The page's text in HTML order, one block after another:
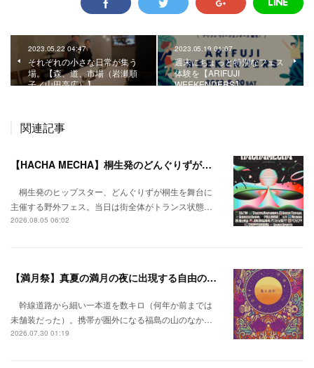
2023.05.22 04:47
それぞれの小さな日常が集う
場。【森、道、市場（岩瀬順
子／山田高広）】
2023.05.19 01:07
週末にちょっと特別なフェス
体験を【ARIFUJI
WEEKENDERS】
関連記事
【HACHA MECHA】桐生発のどんぐりずが桐生をハチャメチャに彩る。
桐生発のヒップスター、どんぐりずが桐生を舞台に
主催する野外フェス。当日は街全体がトランス状態…
2026.08.05 06:02
【満月祭】真夏の満月の夜に出現する自由の桃源郷。
幹線道路から細い一本道を数キロ（何年か前までは
未舗装だった）。携帯が圏外になる福島の山のなか…
2026.07.30 01:19